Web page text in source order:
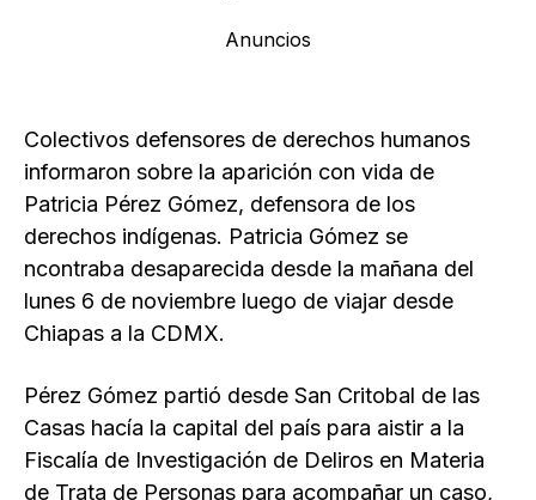
Anuncios
Colectivos defensores de derechos humanos
informaron sobre la aparición con vida de
Patricia Pérez Gómez, defensora de los
derechos indígenas. Patricia Gómez se
ncontraba desaparecida desde la mañana del
lunes 6 de noviembre luego de viajar desde
Chiapas a la CDMX.
Pérez Gómez partió desde San Critobal de las
Casas hacía la capital del país para aistir a la
Fiscalía de Investigación de Deliros en Materia
de Trata de Personas para acompañar un caso,